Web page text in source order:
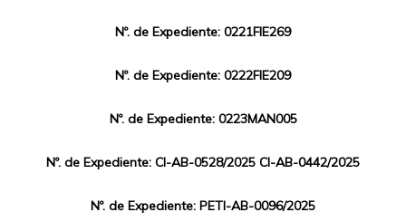
Nº. de Expediente: 0221FIE269
Nº. de Expediente: 0222FIE209
Nº. de Expediente: 0223MAN005
Nº. de Expediente: CI-AB-0528/2025 CI-AB-0442/2025
Nº. de Expediente: PETI-AB-0096/2025